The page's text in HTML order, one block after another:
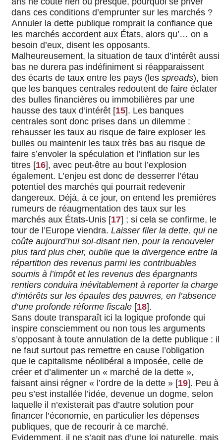
dans ces conditions d’emprunter sur les marchés ?
Annuler la dette publique romprait la confiance que
les marchés accordent aux États, alors qu’… on a
besoin d’eux, disent les opposants.
Malheureusement, la situation de taux d’intérêt aussi
bas ne durera pas indéfiniment si réapparaissent
des écarts de taux entre les pays (les spreads), bien
que les banques centrales redoutent de faire éclater
des bulles financières ou immobilières par une
hausse des taux d’intérêt [15]. Les banques
centrales sont donc prises dans un dilemme :
rehausser les taux au risque de faire exploser les
bulles ou maintenir les taux très bas au risque de
faire s’envoler la spéculation et l’inflation sur les
titres [16], avec peut-être au bout l’explosion
également. L’enjeu est donc de desserrer l’étau
potentiel des marchés qui pourrait redevenir
dangereux. Déjà, à ce jour, on entend les premières
rumeurs de réaugmentation des taux sur les
marchés aux États-Unis [17] ; si cela se confirme, le
tour de l’Europe viendra. Laisser filer la dette, qui ne
coûte aujourd’hui soi-disant rien, pour la renouveler
plus tard plus cher, oublie que la divergence entre la
répartition des revenus parmi les contribuables
soumis à l’impôt et les revenus des épargnants
rentiers conduira inévitablement à reporter la charge
d’intérêts sur les épaules des pauvres, en l’absence
d’une profonde réforme fiscale [18].
Sans doute transparaît ici la logique profonde qui
inspire consciemment ou non tous les arguments
s’opposant à toute annulation de la dette publique : il
ne faut surtout pas remettre en cause l’obligation
que le capitalisme néolibéral a imposée, celle de
créer et d’alimenter un « marché de la dette »,
faisant ainsi régner « l’ordre de la dette » [19]. Peu à
peu s’est installée l’idée, devenue un dogme, selon
laquelle il n’existerait pas d’autre solution pour
financer l’économie, en particulier les dépenses
publiques, que de recourir à ce marché.
Evidemment, il ne s’agit pas d’une loi naturelle, mais